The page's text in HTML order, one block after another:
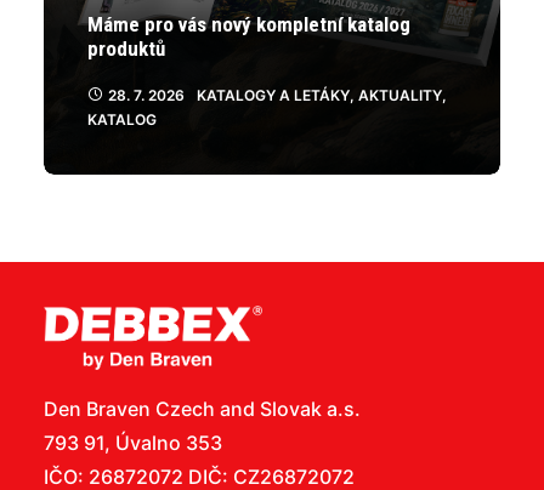
Máme pro vás nový kompletní katalog
produktů
28. 7. 2026 KATALOGY A LETÁKY, AKTUALITY,
KATALOG
Den Braven Czech and Slovak a.s.
793 91, Úvalno 353
IČO: 26872072 DIČ: CZ26872072